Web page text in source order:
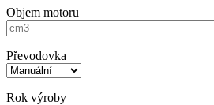
Objem motoru
Převodovka
Rok výroby